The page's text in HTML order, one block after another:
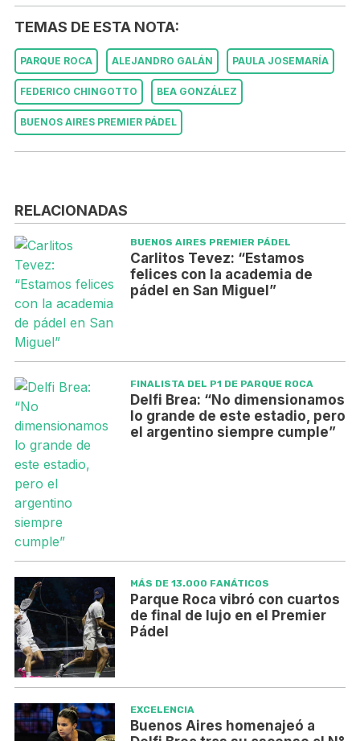
TEMAS DE ESTA NOTA:
PARQUE ROCA ALEJANDRO GALÁN PAULA JOSEMARÍA
FEDERICO CHINGOTTO BEA GONZÁLEZ
BUENOS AIRES PREMIER PÁDEL
RELACIONADAS
BUENOS AIRES PREMIER PÁDEL
Carlitos Tevez: “Estamos
felices con la academia de
pádel en San Miguel”
FINALISTA DEL P1 DE PARQUE ROCA
Delfi Brea: “No dimensionamos
lo grande de este estadio, pero
el argentino siempre cumple”
MÁS DE 13.000 FANÁTICOS
Parque Roca vibró con cuartos
de final de lujo en el Premier
Pádel
EXCELENCIA
Buenos Aires homenajeó a